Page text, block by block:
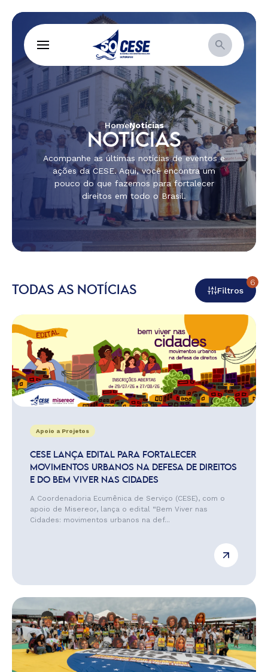
HomeNotícias
NOTÍCIAS
Acompanhe as últimas notícias de eventos e
ações da CESE. Aqui, você encontra um
pouco do que fazemos para fortalecer
direitos em todo o Brasil.
TODAS AS NOTÍCIAS Filtros
6
Apoio a Projetos
CESE LANÇA EDITAL PARA FORTALECER
MOVIMENTOS URBANOS NA DEFESA DE DIREITOS
E DO BEM VIVER NAS CIDADES
A Coordenadoria Ecumênica de Serviço (CESE), com o
apoio de Misereor, lança o edital “Bem Viver nas
Cidades: movimentos urbanos na def...